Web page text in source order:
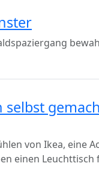
selbst
von Ikea, eine
einen Leuchttisch